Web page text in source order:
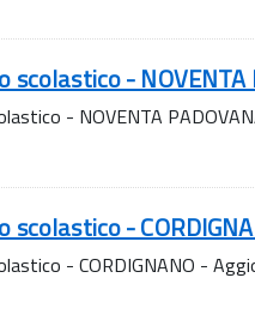
- NOVENTA
- NOVENTA
-
- CORDIGNANO -